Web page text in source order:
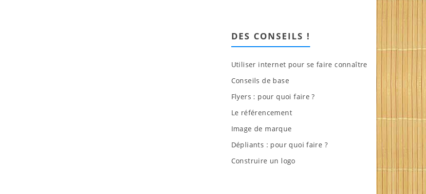
DES CONSEILS !
Utiliser internet pour se faire connaître
Conseils de base
Flyers : pour quoi faire ?
Le référencement
Image de marque
Dépliants : pour quoi faire ?
Construire un logo